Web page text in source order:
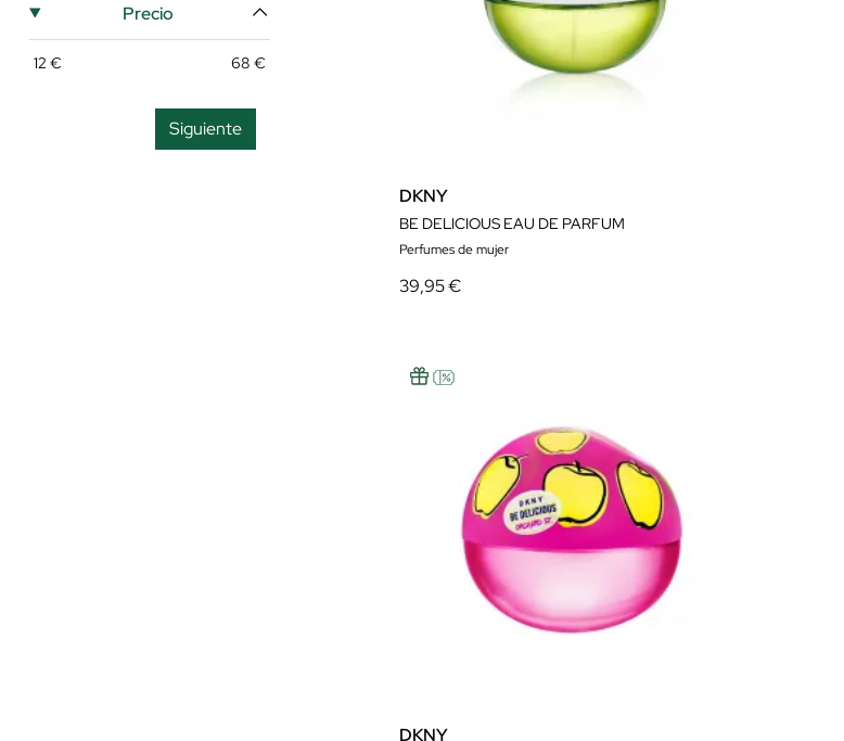
Precio
12 € 68 €
Siguiente
DKNY
BE DELICIOUS EAU DE PARFUM
Perfumes de mujer
39,95 €
DKNY